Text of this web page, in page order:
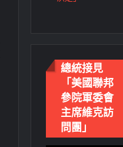
總統接見
「美國聯邦
參院軍委會
主席維克訪
問團」